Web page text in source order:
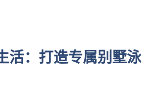
活：打造专属别墅